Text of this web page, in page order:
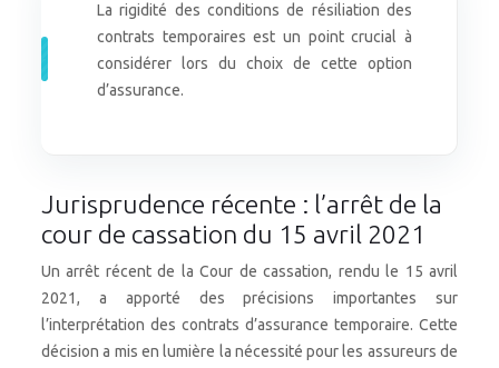
La rigidité des conditions de résiliation des
contrats temporaires est un point crucial à
considérer lors du choix de cette option
d’assurance.
Jurisprudence récente : l’arrêt de la
cour de cassation du 15 avril 2021
Un arrêt récent de la Cour de cassation, rendu le 15 avril
2021, a apporté des précisions importantes sur
l’interprétation des contrats d’assurance temporaire. Cette
décision a mis en lumière la nécessité pour les assureurs de